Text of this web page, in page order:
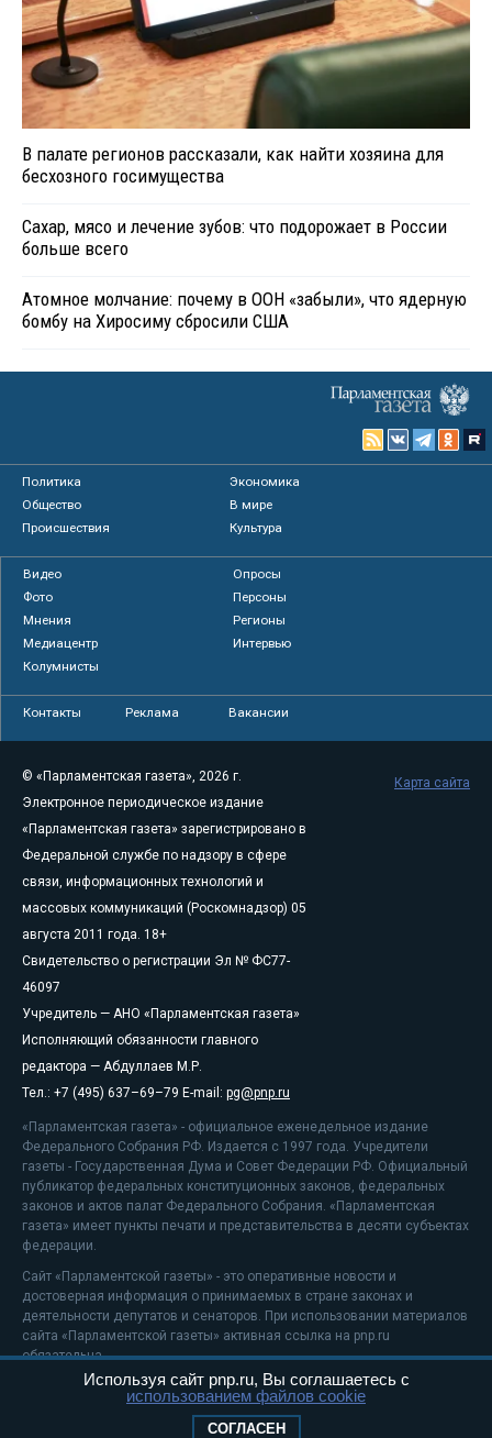
В палате регионов рассказали, как найти хозяина для
бесхозного госимущества
Сахар, мясо и лечение зубов: что подорожает в России
больше всего
Атомное молчание: почему в ООН «забыли», что ядерную
бомбу на Хиросиму сбросили США
Политика
Экономика
Общество
В мире
Происшествия
Культура
Видео
Опросы
Фото
Персоны
Мнения
Регионы
Медиацентр
Интервью
Колумнисты
Контакты Реклама Вакансии
© «Парламентская газета», 2026 г.
Электронное периодическое издание
«Парламентская газета» зарегистрировано в
Федеральной службе по надзору в сфере
связи, информационных технологий и
массовых коммуникаций (Роскомнадзор) 05
августа 2011 года. 18+
Свидетельство о регистрации Эл № ФС77-
46097
Учредитель — АНО «Парламентская газета»
Исполняющий обязанности главного
редактора — Абдуллаев М.Р.
Тел.: +7 (495) 637–69–79 E-mail: pg@pnp.ru
«Парламентская газета» - официальное еженедельное издание
Федерального Собрания РФ. Издается с 1997 года. Учредители
газеты - Государственная Дума и Совет Федерации РФ. Официальный
публикатор федеральных конституционных законов, федеральных
законов и актов палат Федерального Собрания. «Парламентская
газета» имеет пункты печати и представительства в десяти субъектах
федерации.
Сайт «Парламентской газеты» - это оперативные новости и
достоверная информация о принимаемых в стране законах и
деятельности депутатов и сенаторов. При использовании материалов
сайта «Парламентской газеты» активная ссылка на pnp.ru
обязательна.
На информационном ресурсе применяютсярекомендательные
Положение о защите персональных данных
Карта сайта
Используя сайт pnp.ru, Вы соглашаетесь с
использованием файлов cookie
СОГЛАСЕН